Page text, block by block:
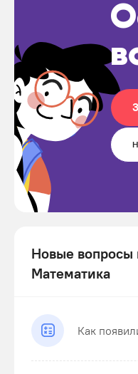
Новые вопросы
Математика
Как